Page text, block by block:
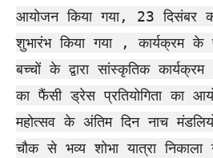
आयोजन किया गया, 23 दिसंबर
शुभारंभ किया गया , कार्यक्रम
बच्चों के द्वारा सांस्कृतिक
का फैंसी ड्रेस प्रतियोगिता का
महोत्सव के अंतिम दिन नाच
चौक से भव्य शोभा यात्रा